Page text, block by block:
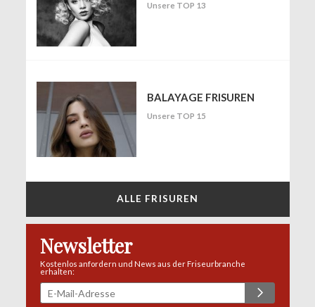
Unsere TOP 13
BALAYAGE FRISUREN
Unsere TOP 15
ALLE FRISUREN
Newsletter
Kostenlos anfordern und News aus der Friseurbranche
erhalten: